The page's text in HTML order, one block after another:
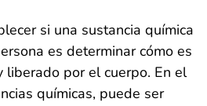
si una sustancia química
es determinar cómo es
liberado por el cuerpo. En el
químicas, puede ser